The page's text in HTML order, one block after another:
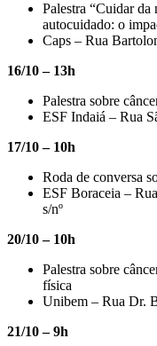
Palestra “Cuidar da
autocuidado: o
Caps – Rua
16/10 – 13h
Palestra sobre
ESF Indaiá – Rua
17/10 – 10h
Roda de conversa
ESF Boraceia –
s/nº
20/10 – 10h
Palestra sobre
física
Unibem – Rua Dr.
21/10 – 9h